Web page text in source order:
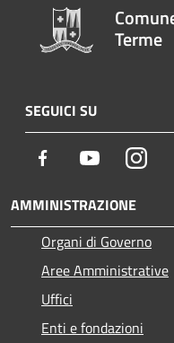
Terme
SEGUICI SU
Facebook Youtube
AMMINISTRAZIONE
Organi di Governo
Aree Amministrative
Uffici
Enti e fondazioni